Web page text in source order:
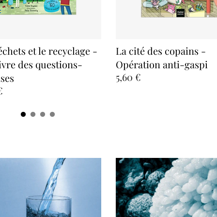
et le recyclage -
des questions-
La cité des copains -
Opération anti-gaspi
5,60 €